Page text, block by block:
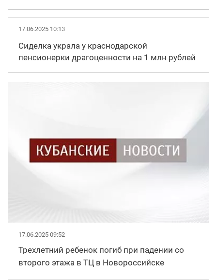
17.06.2025 10:13
Сиделка украла у краснодарской
пенсионерки драгоценности на 1 млн рублей
17.06.2025 09:52
Трехлетний ребенок погиб при падении со
второго этажа в ТЦ в Новороссийске